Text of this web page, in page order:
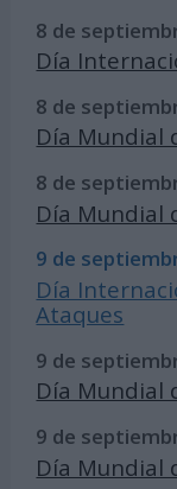
8 de
Día
8 de
Día Mundial
8 de
Día Mundial
9 de
Día
Ataques
9 de
Día Mundial
9 de
Día Mundial